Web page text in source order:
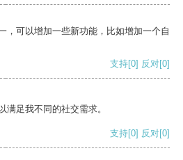
，可以增加一些新功能，比如增加一个自
支持[0] 反对[0]
满足我不同的社交需求。
支持[0] 反对[0]